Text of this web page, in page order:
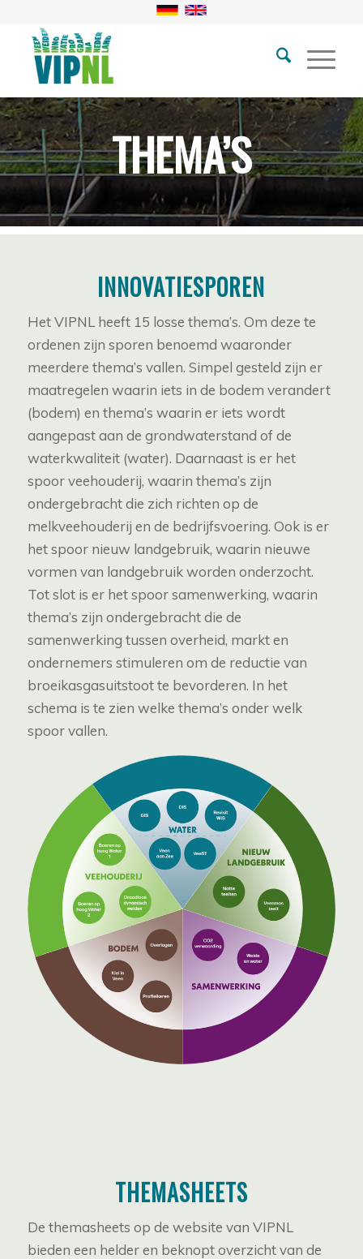
THEMA’S
INNOVATIESPOREN
Het VIPNL heeft 15 losse thema’s. Om deze te
ordenen zijn sporen benoemd waaronder
meerdere thema’s vallen. Simpel gesteld zijn er
maatregelen waarin iets in de bodem verandert
(bodem) en thema’s waarin er iets wordt
aangepast aan de grondwaterstand of de
waterkwaliteit (water). Daarnaast is er het
spoor veehouderij, waarin thema’s zijn
ondergebracht die zich richten op de
melkveehouderij en de bedrijfsvoering. Ook is er
het spoor nieuw landgebruik, waarin nieuwe
vormen van landgebruik worden onderzocht.
Tot slot is er het spoor samenwerking, waarin
thema’s zijn ondergebracht die de
samenwerking tussen overheid, markt en
ondernemers stimuleren om de reductie van
broeikasgasuitstoot te bevorderen. In het
schema is te zien welke thema’s onder welk
spoor vallen.
THEMASHEETS
De themasheets op de website van VIPNL
bieden een helder en beknopt overzicht van de